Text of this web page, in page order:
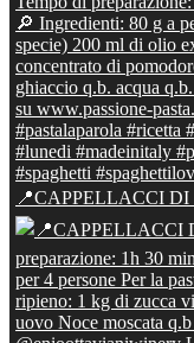
📍CAPPELLACCI